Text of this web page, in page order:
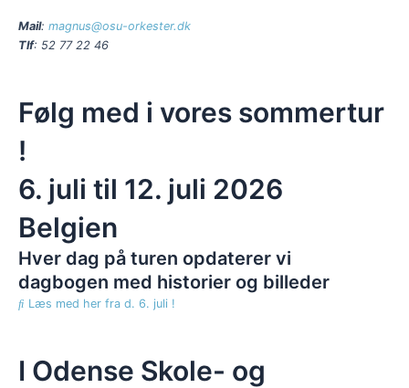
Mail: magnus@osu-orkester.dk
Tlf: 52 77 22 46
Følg med i vores sommertur
!
6. juli til 12. juli 2026
Belgien
Hver dag på turen opdaterer vi
dagbogen med historier og billeder
Læs med her fra d. 6. juli !
I Odense Skole- og